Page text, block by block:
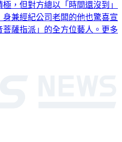
，但對方總以「時間還沒到」
兼經紀公司老闆的他也驚喜宣
薩指派」的全方位藝人。更多